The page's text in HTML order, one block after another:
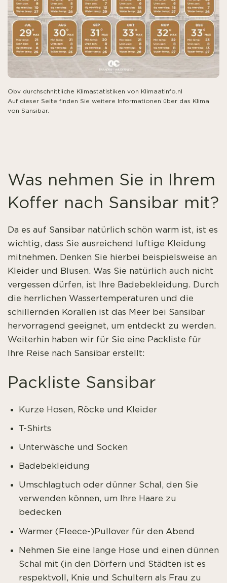
Obv durchschnittliche Klimastatistiken von Klimaatinfo.nl
Auf dieser Seite finden Sie weitere Informationen über das Klima
von Sansibar.
Was nehmen Sie in Ihrem
Koffer nach Sansibar mit?
Da es auf Sansibar natürlich schön warm ist, ist es
wichtig, dass Sie ausreichend luftige Kleidung
mitnehmen. Denken Sie hierbei beispielsweise an
Kleider und Blusen. Was Sie natürlich auch nicht
vergessen dürfen, ist Ihre Badebekleidung. Durch
die herrlichen Wassertemperaturen und die
schillernden Korallen ist das Meer bei Sansibar
hervorragend geeignet, um entdeckt zu werden.
Weiterhin haben wir für Sie eine Packliste für
Ihre Reise nach Sansibar erstellt:
Packliste Sansibar
Kurze Hosen, Röcke und Kleider
T-Shirts
Unterwäsche und Socken
Badebekleidung
Umschlagtuch oder dünner Schal, den Sie
verwenden können, um Ihre Haare zu
bedecken
Warmer (Fleece-)Pullover für den Abend
Nehmen Sie eine lange Hose und einen dünnen
Schal mit (in den Dörfern und Städten ist es
respektvoll, Knie und Schultern als Frau zu